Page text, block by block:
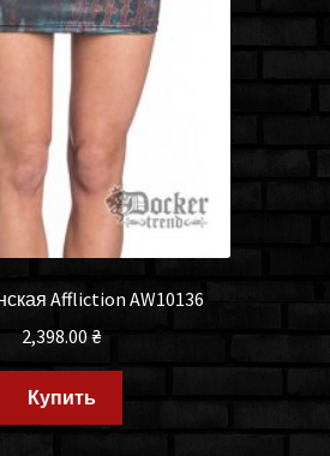
Affliction AW10136
2,398.00₴
Купить